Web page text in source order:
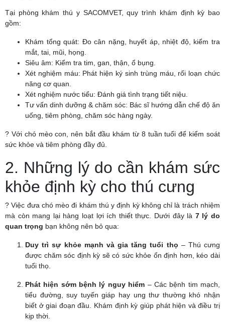
Tại phòng khám thú y SACOMVET, quy trình khám định kỳ bao
gồm:
Khám tổng quát: Đo cân nặng, huyết áp, nhiệt độ, kiểm tra
mắt, tai, mũi, họng.
Siêu âm: Kiểm tra tim, gan, thận, ổ bụng.
Xét nghiệm máu: Phát hiện ký sinh trùng máu, rối loạn chức
năng cơ quan.
Xét nghiệm nước tiểu: Đánh giá tình trạng tiết niệu.
Tư vấn dinh dưỡng & chăm sóc: Bác sĩ hướng dẫn chế độ ăn
uống, tiêm phòng, chăm sóc hàng ngày.
? Với chó mèo con, nên bắt đầu khám từ 8 tuần tuổi để kiểm soát
sức khỏe và tiêm phòng đầy đủ.
2. Những lý do cần khám sức
khỏe định kỳ cho thú cưng
? Việc đưa chó mèo đi khám thú y định kỳ không chỉ là trách nhiệm
mà còn mang lại hàng loạt lợi ích thiết thực. Dưới đây là 7 lý do
quan trọng bạn không nên bỏ qua:
Duy trì sự khỏe mạnh và gia tăng tuổi thọ – Thú cưng
được chăm sóc định kỳ sẽ có sức khỏe ổn định hơn, kéo dài
tuổi thọ.
Phát hiện sớm bệnh lý nguy hiểm – Các bệnh tim mạch,
tiểu đường, suy tuyến giáp hay ung thư thường khó nhận
biết ở giai đoạn đầu. Khám định kỳ giúp phát hiện và điều trị
kịp thời.